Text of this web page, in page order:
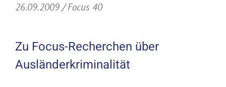
26.09.2009 / Focus 40
Zu Focus-Recherchen über
Ausländerkriminalität